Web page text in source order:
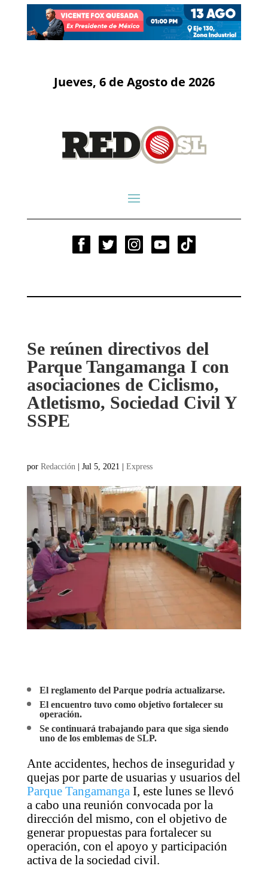
Jueves, 6 de Agosto de 2026
Se reúnen directivos del
Parque Tangamanga I con
asociaciones de Ciclismo,
Atletismo, Sociedad Civil Y
SSPE
por Redacción | Jul 5, 2021 | Express
El reglamento del Parque podría actualizarse.
El encuentro tuvo como objetivo fortalecer su
operación.
Se continuará trabajando para que siga siendo
uno de los emblemas de SLP.
Ante accidentes, hechos de inseguridad y
quejas por parte de usuarias y usuarios del
Parque Tangamanga I, este lunes se llevó
a cabo una reunión convocada por la
dirección del mismo, con el objetivo de
generar propuestas para fortalecer su
operación, con el apoyo y participación
activa de la sociedad civil.